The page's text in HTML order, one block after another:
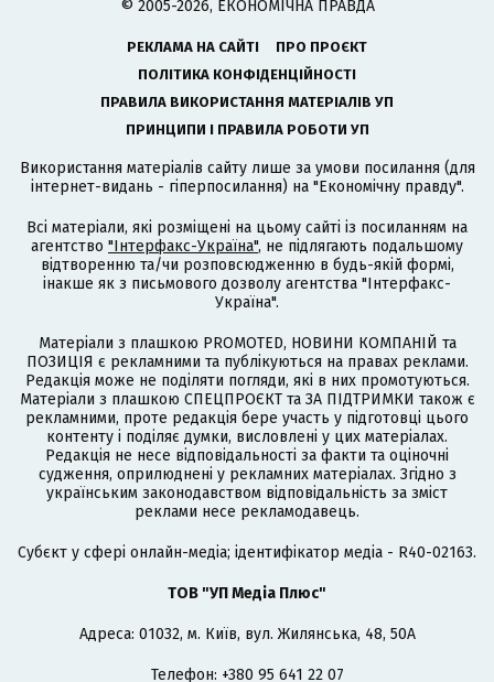
© 2005-2026, ЕКОНОМІЧНА ПРАВДА
РЕКЛАМА НА САЙТІ
ПРО ПРОЄКТ
ПОЛІТИКА КОНФІДЕНЦІЙНОСТІ
ПРАВИЛА ВИКОРИСТАННЯ МАТЕРІАЛІВ УП
ПРИНЦИПИ І ПРАВИЛА РОБОТИ УП
Використання матеріалів сайту лише за умови посилання (для
інтернет-видань - гіперпосилання) на "Економічну правду".
Всі матеріали, які розміщені на цьому сайті із посиланням на
агентство "Інтерфакс-Україна", не підлягають подальшому
відтворенню та/чи розповсюдженню в будь-якій формі,
інакше як з письмового дозволу агентства "Інтерфакс-
Україна".
Матеріали з плашкою PROMOTED, НОВИНИ КОМПАНІЙ та
ПОЗИЦІЯ є рекламними та публікуються на правах реклами.
Редакція може не поділяти погляди, які в них промотуються.
Матеріали з плашкою СПЕЦПРОЄКТ та ЗА ПІДТРИМКИ також є
рекламними, проте редакція бере участь у підготовці цього
контенту і поділяє думки, висловлені у цих матеріалах.
Редакція не несе відповідальності за факти та оціночні
судження, оприлюднені у рекламних матеріалах. Згідно з
українським законодавством відповідальність за зміст
реклами несе рекламодавець.
Cубєкт у сфері онлайн-медіа; ідентифікатор медіа - R40-02163.
ТОВ "УП Медіа Плюс"
Адреса: 01032, м. Київ, вул. Жилянська, 48, 50А
Телефон: +380 95 641 22 07